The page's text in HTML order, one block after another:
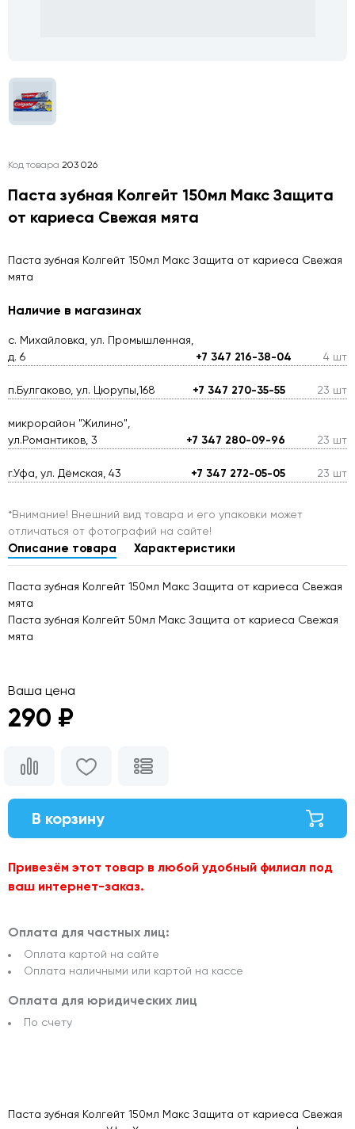
Код товара 203 026
Паста зубная Колгейт 150мл Макс Защита
от кариеса Свежая мята
Паста зубная Колгейт 150мл Макс Защита от кариеса Свежая
мята
Наличие в магазинах
с. Михайловка, ул. Промышленная,
д. 6
+7 347 216-38-04 4 шт
п.Булгаково, ул. Цюрупы,168 +7 347 270-35-55 23 шт
микрорайон "Жилино",
ул.Романтиков, 3
+7 347 280-09-96 23 шт
г.Уфа, ул. Дёмская, 43 +7 347 272-05-05 23 шт
*Внимание! Внешний вид товара и его упаковки может
отличаться от фотографий на сайте!
Описание товара Характеристики
Паста зубная Колгейт 150мл Макс Защита от кариеса Свежая
мята
Паста зубная Колгейт 50мл Макс Защита от кариеса Свежая
мята
Ваша цена
290 ₽
В корзину
Привезём этот товар в любой удобный филиал под
ваш интернет-заказ.
Оплата для частных лиц:
Оплата картой на сайте
Оплата наличными или картой на кассе
Оплата для юридических лиц
По счету
Паста зубная Колгейт 150мл Макс Защита от кариеса Свежая